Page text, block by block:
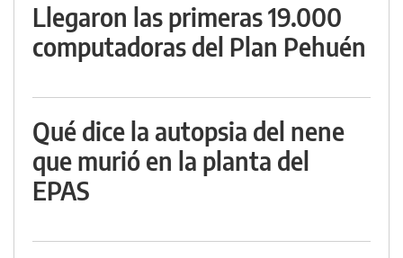
Llegaron las primeras 19.000
computadoras del Plan Pehuén
Qué dice la autopsia del nene
que murió en la planta del
EPAS